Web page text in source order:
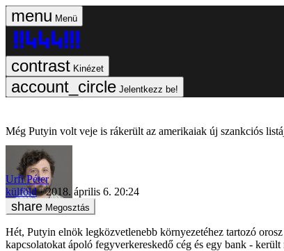
Menü
Kinézet
Jelentkezz be!
Még Putyin volt veje is rákerült az amerikaiak új szankciós
Urfi Péter
külföld
2018. április 6. 20:24
Megosztás
Hét, Putyin elnök legközvetlenebb környezetéhez tartozó
kapcsolatokat ápoló fegyverkereskedő cég és egy bank -